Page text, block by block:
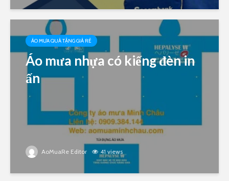
ÁO MƯA QUÀ TẶNG GIÁ RẺ
Áo mưa nhựa có kiếng đèn in
ấn
AoMuaRe Editor 41 views